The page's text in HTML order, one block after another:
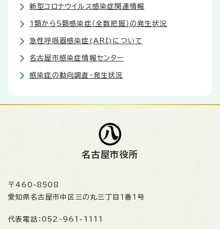
新型コロナウイルス感染症関連情報
1類から5類感染症（全数把握）の発生状況
急性呼吸器感染症(ARI)について
名古屋市感染症情報センター
感染症の動向調査・発生状況
名古屋市役所
〒460-8508
愛知県名古屋市中区三の丸三丁目1番1号
代表電話： 052-961-1111